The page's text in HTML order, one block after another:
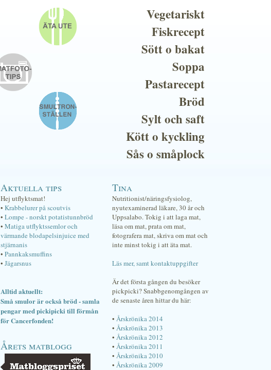
Vegetariskt
Fiskrecept
Sött o bakat
Soppa
Pastarecept
Bröd
Sylt och saft
Kött o kyckling
Sås o småplock
Aktuella tips
Hej utflyktsmat!
• Krabbelurer på scoutvis
• Lompe - norskt potatistunnbröd
• Matiga utflyktssemlor och
värmande blodapelsinjuice med
stjärnanis
• Pannkaksmuffins
• Jägarsnus
Alltid aktuellt:
Små smulor är också bröd - samla
pengar med pickipicki till förmån
för Cancerfonden!
Årets matblogg
Tina
Nutritionist/näringsfysiolog,
nyutexaminerad läkare, 30 år och
Uppsalabo. Tokig i att laga mat,
läsa om mat, prata om mat,
fotografera mat, skriva om mat och
inte minst tokig i att äta mat.
Läs mer, samt kontaktuppgifter
Är det första gången du besöker
pickpicki? Snabbgenomgången av
de senaste åren hittar du här:
• Årskrönika 2014
• Årskrönika 2013
• Årskrönika 2012
• Årskrönika 2011
• Årskrönika 2010
• Årskrönika 2009